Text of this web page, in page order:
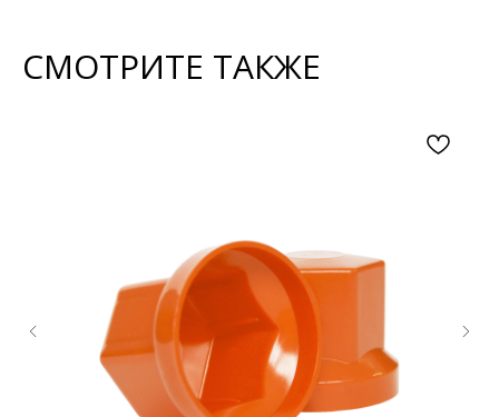
СМОТРИТЕ ТАКЖЕ